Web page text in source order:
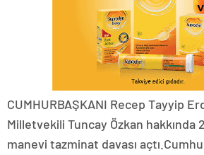
CUMHURBAŞKANI Recep Tayyip
Milletvekili Tuncay Özkan hakkında
manevi tazminat davası